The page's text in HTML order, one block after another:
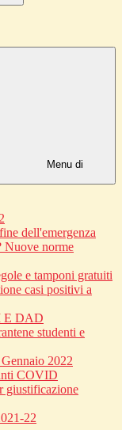
Menu di
dell'emergenza
Nuove norme
e tamponi gratuiti
casi positivi a
E DAD
studenti e
2022
COVID
giustificazione
22